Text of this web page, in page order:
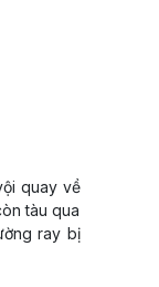
quay về
tàu qua
ray bị